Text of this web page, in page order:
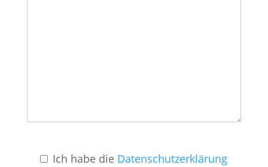
Ich habe die Datenschutzerklärung